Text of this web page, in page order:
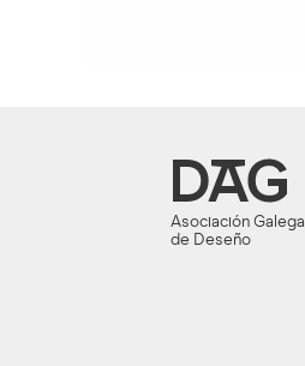
Asociación Galega
de Deseño